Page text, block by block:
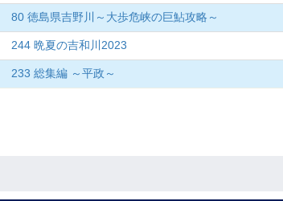
80 徳島県吉野川～大歩危峡の巨鮎攻略～
244 晩夏の吉和川2023
233 総集編 ～平政～